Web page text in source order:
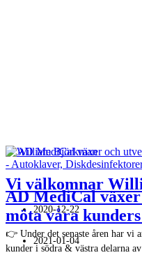
AD MediCal
möta våra
2021-01-04
Vi välkomnar
2020-12-22
👉 Under det senaste åren har vi
kunder i södra & västra delarna